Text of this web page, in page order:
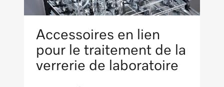
Laboratoires de l’industrie pharmaceutique
Convient pour la céramique
Capacité en ml
Accessoires en lien
pour le traitement de la
verrerie de laboratoire